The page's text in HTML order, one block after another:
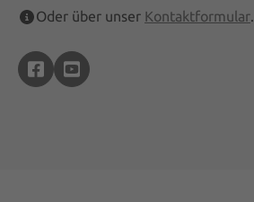
Oder über unser Kontaktformular.